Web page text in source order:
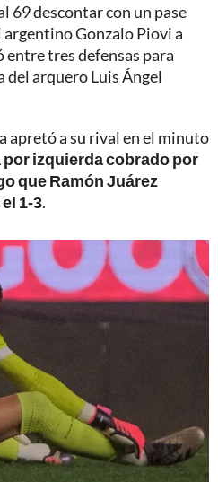
69 descontar con un pase
Gonzalo Piovi a
entre tres defensas para
del arquero Luis Ángel
apretó a su rival en el minuto
izquierda cobrado por
que Ramón Juárez
1-3.